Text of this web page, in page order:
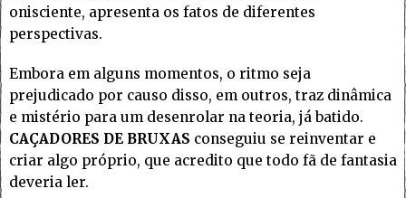
onisciente, apresenta os fatos de diferentes
perspectivas.
Embora em alguns momentos, o ritmo seja
prejudicado por causo disso, em outros, traz dinâmica
e mistério para um desenrolar na teoria, já batido.
CAÇADORES DE BRUXAS conseguiu se reinventar e
criar algo próprio, que acredito que todo fã de fantasia
deveria ler.